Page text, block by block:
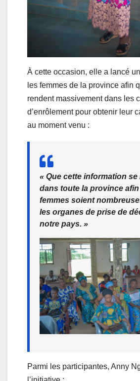
À cette occasion, elle a lancé
les femmes de la province afin
rendent massivement dans les
d’enrôlement pour obtenir leur
au moment venu :
« Que cette information se
dans toute la province
femmes soient
les organes de prise de
notre pays. »
Parmi les participantes, Anny